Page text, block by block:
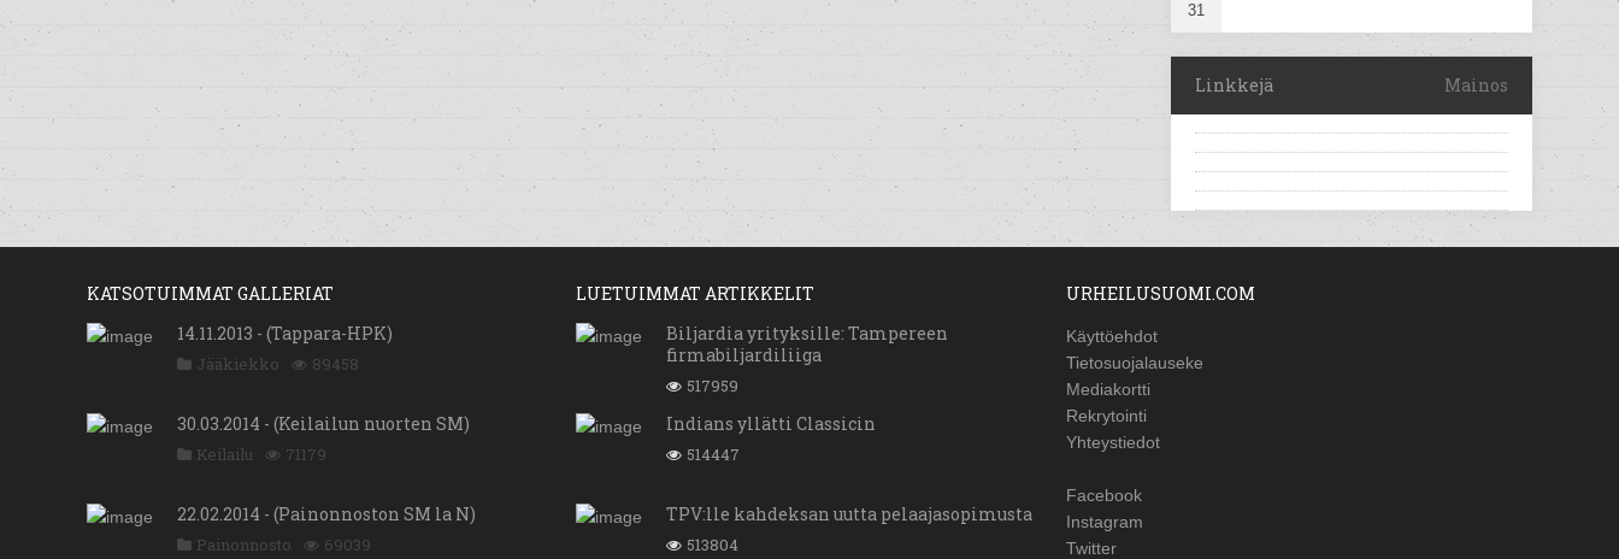
31
Linkkejä Mainos
KATSOTUIMMAT GALLERIAT
14.11.2013 - (Tappara-HPK)
Jääkiekko 89458
30.03.2014 - (Keilailun nuorten SM)
Keilailu 71179
22.02.2014 - (Painonnoston SM la N)
Painonnosto 69039
LUETUIMMAT ARTIKKELIT
Biljardia yrityksille: Tampereen
firmabiljardiliiga
517959
Indians yllätti Classicin
514447
TPV:lle kahdeksan uutta pelaajasopimusta
513804
URHEILUSUOMI.COM
Käyttöehdot
Tietosuojalauseke
Mediakortti
Rekrytointi
Yhteystiedot
Facebook
Instagram
Twitter